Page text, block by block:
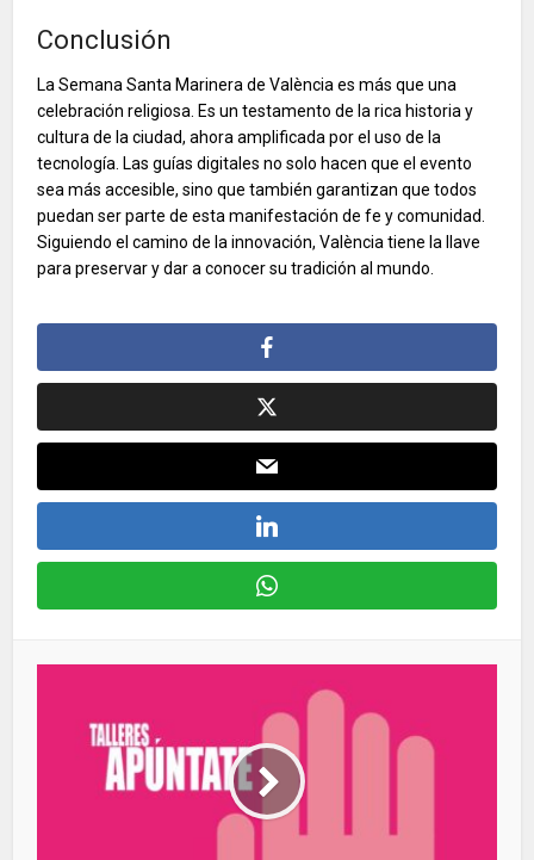
Conclusión
La Semana Santa Marinera de València es más que una
celebración religiosa. Es un testamento de la rica historia y
cultura de la ciudad, ahora amplificada por el uso de la
tecnología. Las guías digitales no solo hacen que el evento
sea más accesible, sino que también garantizan que todos
puedan ser parte de esta manifestación de fe y comunidad.
Siguiendo el camino de la innovación, València tiene la llave
para preservar y dar a conocer su tradición al mundo.